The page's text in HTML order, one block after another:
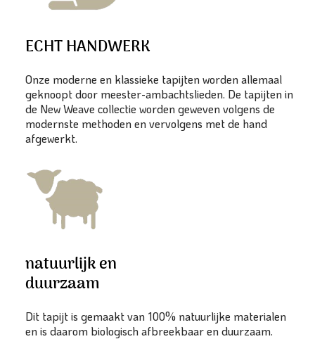
ECHT HANDWERK
Onze moderne en klassieke tapijten worden allemaal
geknoopt door meester-ambachtslieden. De tapijten in
de New Weave collectie worden geweven volgens de
modernste methoden en vervolgens met de hand
afgewerkt.
natuurlijk en
duurzaam
Dit tapijt is gemaakt van 100% natuurlijke materialen
en is daarom biologisch afbreekbaar en duurzaam.